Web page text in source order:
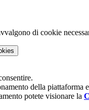
di cookie
della piattaforma
potete visionare la